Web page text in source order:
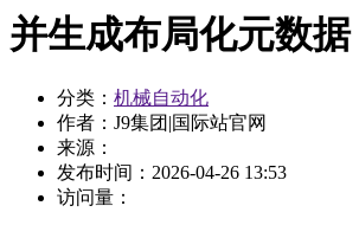
并生成布局化元数据
分类： 机械自动化
作者：J9集团|国际站官网
来源：
发布时间： 2026-04-26 13:53
访问量：